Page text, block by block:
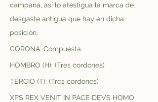
campana, así lo atestigua la marca de
desgaste antigua que hay en dicha
posición.
CORONA: Compuesta.
HOMBRO (H): (Tres cordones)
TERCIO (T): (Tres cordones)
XPS REX VENIT IN PACE DEVS HOMO